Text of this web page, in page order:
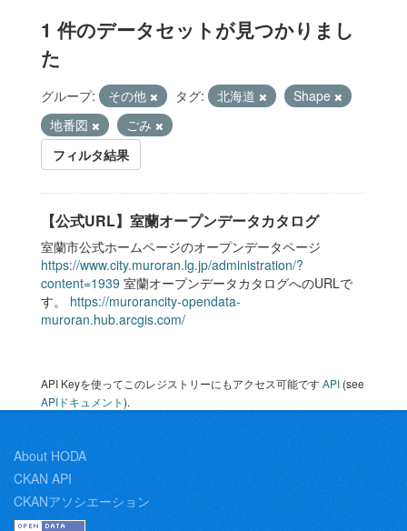
1 件のデータセットが見つかりまし
た
グループ: その他 タグ: 北海道
Shape
地番図
ごみ
フィルタ結果
【公式URL】室蘭オープンデータカタログ
室蘭市公式ホームページのオープンデータページ
https://www.city.muroran.lg.jp/administration/?
content=1939 室蘭オープンデータカタログへのURLで
す。 https://murorancity-opendata-
muroran.hub.arcgis.com/
API Keyを使ってこのレジストリーにもアクセス可能ですAPI (see
APIドキュメント).
About HODA
CKAN API
CKANアソシエーション